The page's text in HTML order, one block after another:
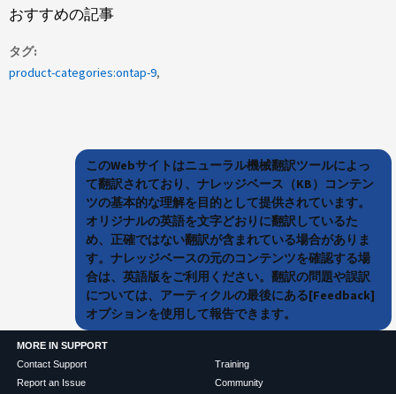
おすすめの記事
タグ
product-categories:ontap-9
このWebサイトはニューラル機械翻訳ツールによっ
て翻訳されており、ナレッジベース（KB）コンテン
ツの基本的な理解を目的として提供されています。
オリジナルの英語を文字どおりに翻訳しているた
め、正確ではない翻訳が含まれている場合がありま
す。ナレッジベースの元のコンテンツを確認する場
合は、英語版をご利用ください。翻訳の問題や誤訳
については、アーティクルの最後にある[Feedback]
オプションを使用して報告できます。
MORE IN SUPPORT
Contact Support
Report an Issue
Training
Community